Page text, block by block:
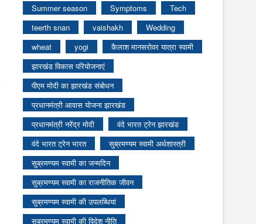
Summer season
Symptoms
Tech
teerth snan
vaishakh
Wedding
wheat
yogi
कैलाश मानसरोवर यात्रा स्वामी
झारखंड विकास परियोजनाएं
पीएम मोदी का झारखंड संबोधन
प्रधानमंत्री आवास योजना झारखंड
प्रधानमंत्री नरेंद्र मोदी
वंदे भारत ट्रेन झारखंड
वंदे भारत ट्रेन भारत
सुब्रमण्यम स्वामी अर्थशास्त्री
सुब्रमण्यम स्वामी का जन्मदिन
सुब्रमण्यम स्वामी का राजनीतिक जीवन
सुब्रमण्यम स्वामी की उपलब्धियां
सुब्रमण्यम स्वामी की विदेश नीति